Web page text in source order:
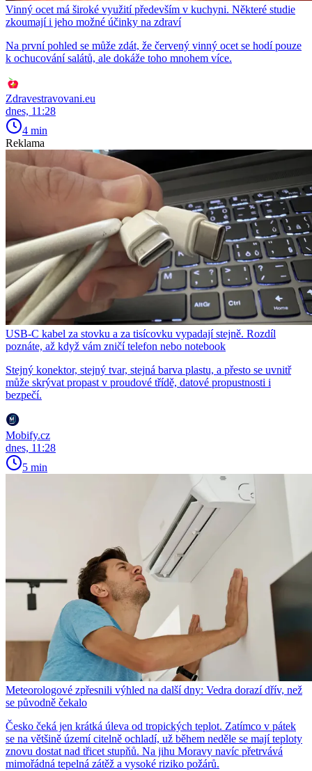
Vinný ocet má široké využití především v kuchyni. Některé studie
zkoumají i jeho možné účinky na zdraví
Na první pohled se může zdát, že červený vinný ocet se hodí pouze
k ochucování salátů, ale dokáže toho mnohem více.
Zdravestravovani.eu
dnes, 11:28
4 min
Reklama
USB-C kabel za stovku a za tisícovku vypadají stejně. Rozdíl
poznáte, až když vám zničí telefon nebo notebook
Stejný konektor, stejný tvar, stejná barva plastu, a přesto se uvnitř
může skrývat propast v proudové třídě, datové propustnosti i
bezpečí.
Mobify.cz
dnes, 11:28
5 min
Meteorologové zpřesnili výhled na další dny: Vedra dorazí dřív, než
se původně čekalo
Česko čeká jen krátká úleva od tropických teplot. Zatímco v pátek
se na většině území citelně ochladí, už během neděle se mají teploty
znovu dostat nad třicet stupňů. Na jihu Moravy navíc přetrvává
mimořádná tepelná zátěž a vysoké riziko požárů.